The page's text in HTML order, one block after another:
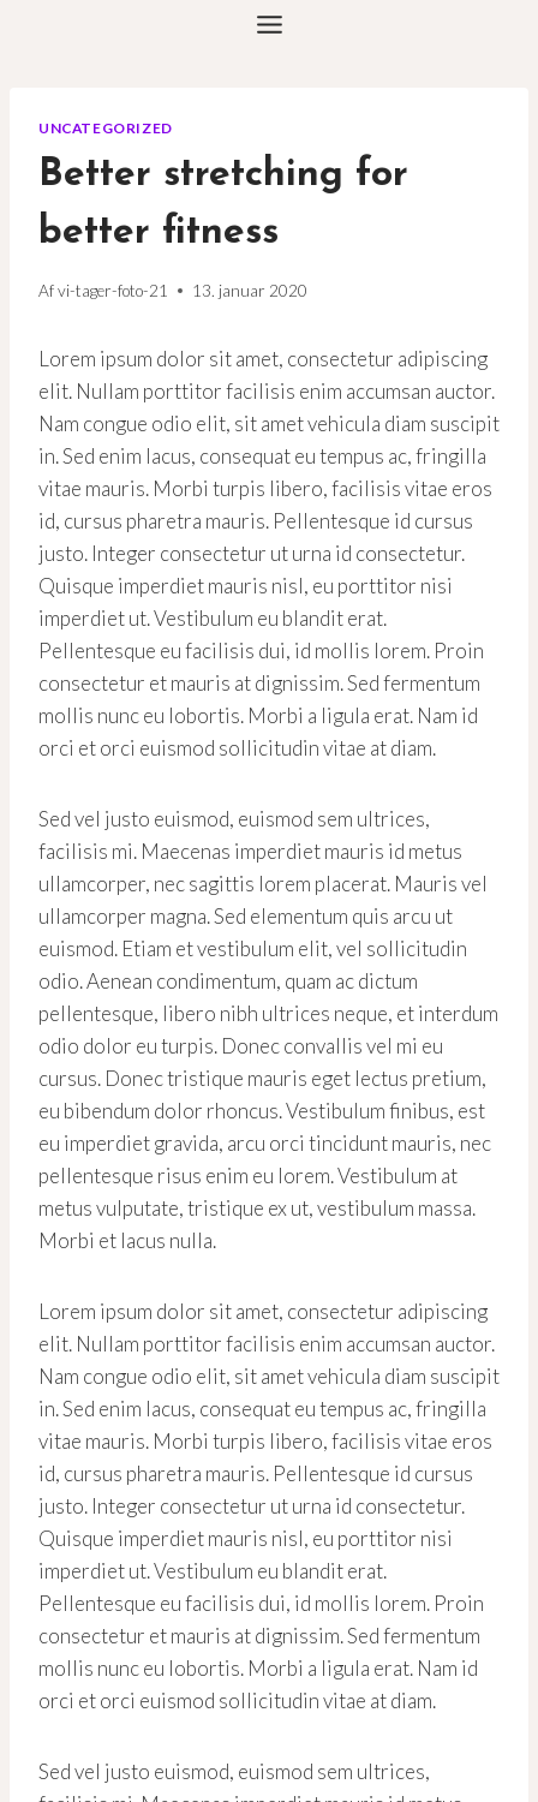
UNCATEGORIZED
Better stretching for
better fitness
Afvi-tager-foto-21 13. januar 2020
Lorem ipsum dolor sit amet, consectetur adipiscing
elit. Nullam porttitor facilisis enim accumsan auctor.
Nam congue odio elit, sit amet vehicula diam suscipit
in. Sed enim lacus, consequat eu tempus ac, fringilla
vitae mauris. Morbi turpis libero, facilisis vitae eros
id, cursus pharetra mauris. Pellentesque id cursus
justo. Integer consectetur ut urna id consectetur.
Quisque imperdiet mauris nisl, eu porttitor nisi
imperdiet ut. Vestibulum eu blandit erat.
Pellentesque eu facilisis dui, id mollis lorem. Proin
consectetur et mauris at dignissim. Sed fermentum
mollis nunc eu lobortis. Morbi a ligula erat. Nam id
orci et orci euismod sollicitudin vitae at diam.
Sed vel justo euismod, euismod sem ultrices,
facilisis mi. Maecenas imperdiet mauris id metus
ullamcorper, nec sagittis lorem placerat. Mauris vel
ullamcorper magna. Sed elementum quis arcu ut
euismod. Etiam et vestibulum elit, vel sollicitudin
odio. Aenean condimentum, quam ac dictum
pellentesque, libero nibh ultrices neque, et interdum
odio dolor eu turpis. Donec convallis vel mi eu
cursus. Donec tristique mauris eget lectus pretium,
eu bibendum dolor rhoncus. Vestibulum finibus, est
eu imperdiet gravida, arcu orci tincidunt mauris, nec
pellentesque risus enim eu lorem. Vestibulum at
metus vulputate, tristique ex ut, vestibulum massa.
Morbi et lacus nulla.
Lorem ipsum dolor sit amet, consectetur adipiscing
elit. Nullam porttitor facilisis enim accumsan auctor.
Nam congue odio elit, sit amet vehicula diam suscipit
in. Sed enim lacus, consequat eu tempus ac, fringilla
vitae mauris. Morbi turpis libero, facilisis vitae eros
id, cursus pharetra mauris. Pellentesque id cursus
justo. Integer consectetur ut urna id consectetur.
Quisque imperdiet mauris nisl, eu porttitor nisi
imperdiet ut. Vestibulum eu blandit erat.
Pellentesque eu facilisis dui, id mollis lorem. Proin
consectetur et mauris at dignissim. Sed fermentum
mollis nunc eu lobortis. Morbi a ligula erat. Nam id
orci et orci euismod sollicitudin vitae at diam.
Sed vel justo euismod, euismod sem ultrices,